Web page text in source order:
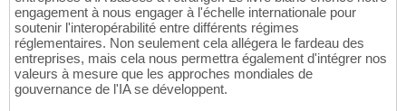
engagement à nous engager à l'échelle internationale pour
soutenir l'interopérabilité entre différents régimes
réglementaires. Non seulement cela allégera le fardeau des
entreprises, mais cela nous permettra également d'intégrer nos
valeurs à mesure que les approches mondiales de
gouvernance de l'IA se développent.